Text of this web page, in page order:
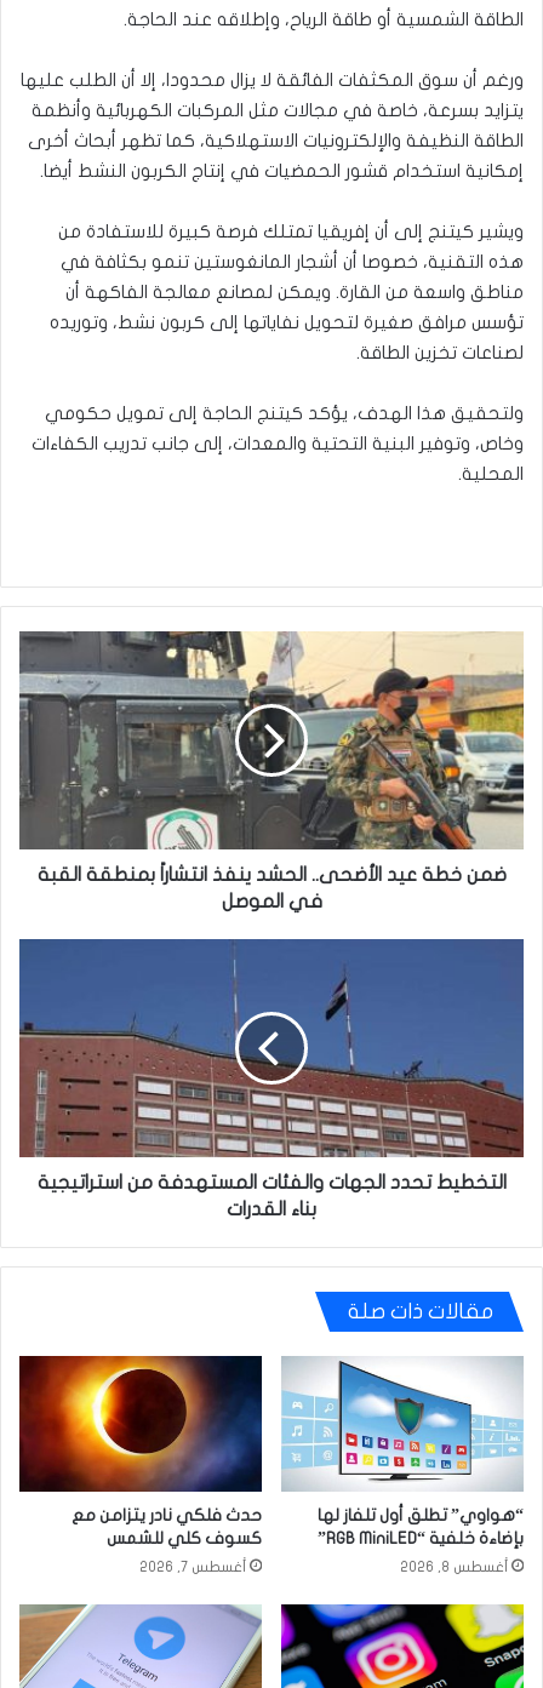
الطاقة الشمسية أو طاقة الرياح، وإطلاقه عند الحاجة.
ورغم أن سوق المكثفات الفائقة لا يزال محدودا، إلا أن الطلب عليها
يتزايد بسرعة، خاصة في مجالات مثل المركبات الكهربائية وأنظمة
الطاقة النظيفة والإلكترونيات الاستهلاكية، كما تظهر أبحاث أخرى
إمكانية استخدام قشور الحمضيات في إنتاج الكربون النشط أيضا.
ويشير كيتنج إلى أن إفريقيا تمتلك فرصة كبيرة للاستفادة من
هذه التقنية، خصوصا أن أشجار المانغوستين تنمو بكثافة في
مناطق واسعة من القارة. ويمكن لمصانع معالجة الفاكهة أن
تؤسس مرافق صغيرة لتحويل نفاياتها إلى كربون نشط، وتوريده
لصناعات تخزين الطاقة.
ولتحقيق هذا الهدف، يؤكد كيتنج الحاجة إلى تمويل حكومي
وخاص، وتوفير البنية التحتية والمعدات، إلى جانب تدريب الكفاءات
المحلية.
خطة
عيد
الأضحى..
الحشد
ينفذ
انتشاراً
بمنطقة
فيضمن خطة عيد الأضحى.. الحشد ينفذ انتشاراً بمنطقة القبة
في الموصل
استراتيجية
بناء
القدرات
التخطيط تحدد الجهات والفئات المستهدفة من استراتيجية
بناء القدرات
مقالات ذات صلة
“هواوي” تطلق أول تلفاز لها
بإضاءة خلفية “RGB MiniLED”
أغسطس 8, 2026
حدث فلكي نادر يتزامن مع
كسوف كلي للشمس
أغسطس 7, 2026